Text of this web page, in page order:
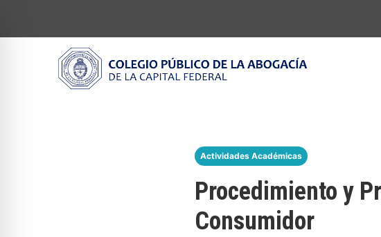
Actividades Académicas
Procedimiento y
Consumidor